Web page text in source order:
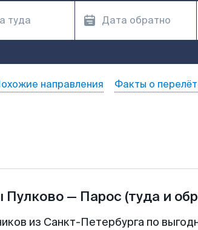
направления Факты о
Пулково — Парос (туда и
из Санкт-Петербурга по